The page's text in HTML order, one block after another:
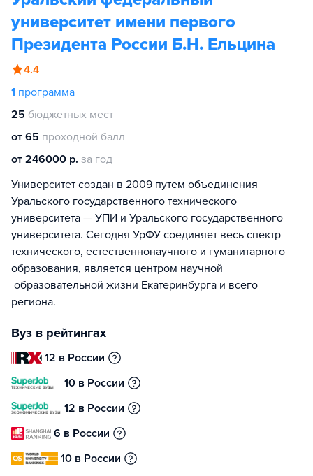
университет имени первого
Президента России Б.Н. Ельцина
4.4
1 программа
25 бюджетных мест
от 65 проходной балл
от 246000 р. за год
Университет создан в 2009 путем объединения
Уральского государственного технического
университета — УПИ и Уральского государственного
университета. Сегодня УрФУ соединяет весь спектр
технического, естественнонаучного и гуманитарного
образования, является центром научной
образовательной жизни Екатеринбурга и всего
региона.
Вуз в рейтингах
12 в России
10 в России
12 в России
6 в России
10 в России